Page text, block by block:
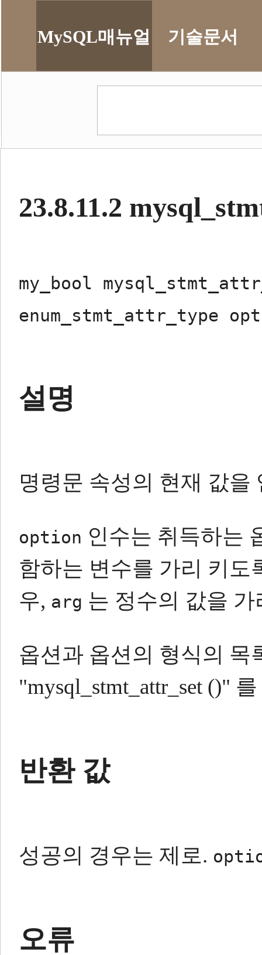
MySQL매뉴얼 기술문서
23.8.11.2
my_bool
enum_stmt_attr_type
설명
명령문 속성의 현재 값을
option 인수는 취득하는
함하는 변수를 가리 키도
우, arg 는 정수의 값을
옵션과 옵션의 형식의 목
"mysql_stmt_attr_set ()"
반환 값
성공의 경우는 제로.
오류